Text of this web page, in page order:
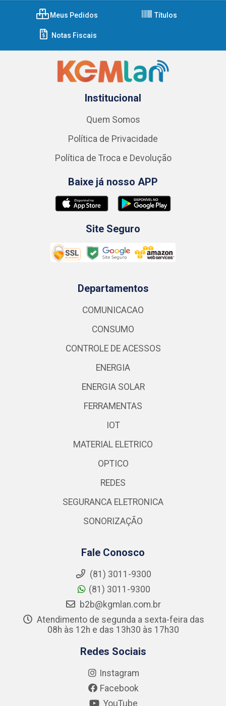
Meus Pedidos Títulos
Notas Fiscais
Institucional
Quem Somos
Política de Privacidade
Política de Troca e Devolução
Baixe já nosso APP
Site Seguro
Departamentos
COMUNICACAO
CONSUMO
CONTROLE DE ACESSOS
ENERGIA
ENERGIA SOLAR
FERRAMENTAS
IOT
MATERIAL ELETRICO
OPTICO
REDES
SEGURANCA ELETRONICA
SONORIZAÇÃO
Fale Conosco
(81) 3011-9300
(81) 3011-9300
b2b@kgmlan.com.br
Atendimento de segunda a sexta-feira das
08h às 12h e das 13h30 às 17h30
Redes Sociais
Instagram
Facebook
YouTube